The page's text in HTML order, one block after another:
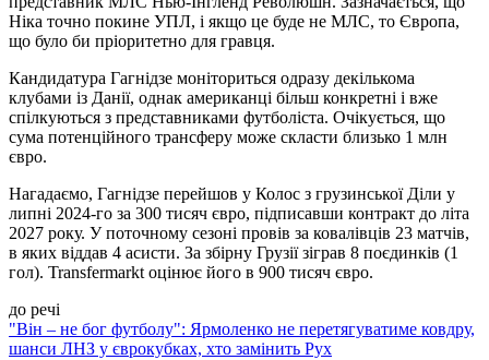
Ніка точно покине УПЛ, і якщо це буде не МЛС, то Європа,
що було би пріоритетно для гравця.
Кандидатура Гагнідзе моніториться одразу декількома
клубами із Данії, однак американці більш конкретні і вже
спілкуються з представниками футболіста. Очікується, що
сума потенційного трансферу може скласти близько 1 млн
євро.
Нагадаємо, Гагнідзе перейшов у Колос з грузинської Діли у
липні 2024-го за 300 тисяч євро, підписавши контракт до літа
2027 року. У поточному сезоні провів за ковалівців 23 матчів,
в яких віддав 4 асисти. За збірну Грузії зіграв 8 поєдинків (1
гол). Transfermarkt оцінює його в 900 тисяч євро.
до речі
"Він – не бог футболу": Ярмоленко не перетягуватиме ковдру,
шанси ЛНЗ у єврокубках, хто замінить Рух